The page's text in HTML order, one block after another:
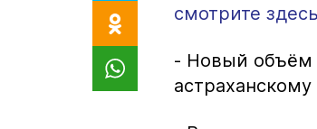
смотрите здесь
- Новый объём